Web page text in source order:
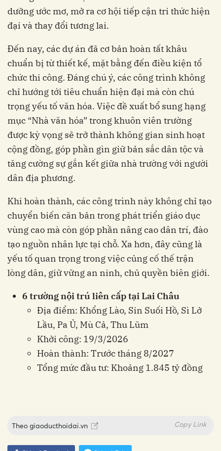
dưỡng ước mơ, mở ra cơ hội tiếp cận tri thức hiện
đại và thay đổi tương lai.
Đến nay, các dự án đã cơ bản hoàn tất khâu
chuẩn bị từ thiết kế, mặt bằng đến điều kiện tổ
chức thi công. Đáng chú ý, các công trình không
chỉ hướng tới tiêu chuẩn hiện đại mà còn chú
trọng yếu tố văn hóa. Việc đề xuất bổ sung hạng
mục “Nhà văn hóa” trong khuôn viên trường
được kỳ vọng sẽ trở thành không gian sinh hoạt
cộng đồng, góp phần gìn giữ bản sắc dân tộc và
tăng cường sự gắn kết giữa nhà trường với người
dân địa phương.
Khi hoàn thành, các công trình này không chỉ tạo
chuyển biến căn bản trong phát triển giáo dục
vùng cao mà còn góp phần nâng cao dân trí, đào
tạo nguồn nhân lực tại chỗ. Xa hơn, đây cũng là
yếu tố quan trọng trong việc củng cố thế trận
lòng dân, giữ vững an ninh, chủ quyền biên giới.
6 trường nội trú liên cấp tại Lai Châu
Địa điểm: Khổng Lào, Sin Suối Hồ, Sì Lở
Lầu, Pa Ủ, Mù Cả, Thu Lũm
Khởi công: 19/3/2026
Hoàn thành: Trước tháng 8/2027
Tổng mức đầu tư: Khoảng 1.845 tỷ đồng
Theo giaoducthoidai.vn Copy Link